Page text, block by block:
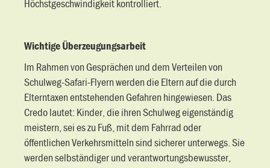
Höchstgeschwindigkeit kontrolliert.
Wichtige Überzeugungsarbeit
Im Rahmen von Gesprächen und dem Verteilen von
Schulweg-Safari-Flyern werden die Eltern auf die durch
Elterntaxen entstehenden Gefahren hingewiesen. Das
Credo lautet: Kinder, die ihren Schulweg eigenständig
meistern, sei es zu Fuß, mit dem Fahrrad oder
öffentlichen Verkehrsmitteln sind sicherer unterwegs. Sie
werden selbständiger und verantwortungsbewusster,